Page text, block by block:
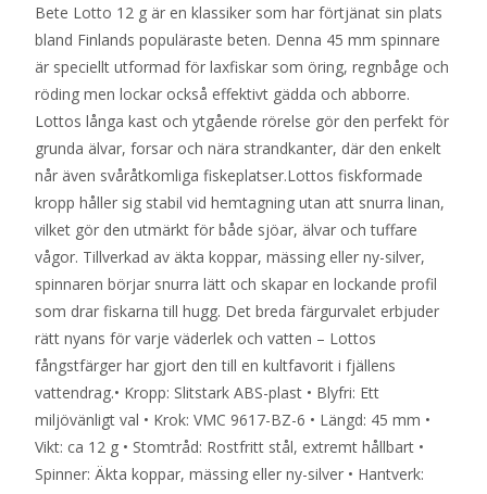
Bete Lotto 12 g är en klassiker som har förtjänat sin plats
bland Finlands populäraste beten. Denna 45 mm spinnare
är speciellt utformad för laxfiskar som öring, regnbåge och
röding men lockar också effektivt gädda och abborre.
Lottos långa kast och ytgående rörelse gör den perfekt för
grunda älvar, forsar och nära strandkanter, där den enkelt
når även svåråtkomliga fiskeplatser.Lottos fiskformade
kropp håller sig stabil vid hemtagning utan att snurra linan,
vilket gör den utmärkt för både sjöar, älvar och tuffare
vågor. Tillverkad av äkta koppar, mässing eller ny-silver,
spinnaren börjar snurra lätt och skapar en lockande profil
som drar fiskarna till hugg. Det breda färgurvalet erbjuder
rätt nyans för varje väderlek och vatten – Lottos
fångstfärger har gjort den till en kultfavorit i fjällens
vattendrag.• Kropp: Slitstark ABS-plast • Blyfri: Ett
miljövänligt val • Krok: VMC 9617-BZ-6 • Längd: 45 mm •
Vikt: ca 12 g • Stomtråd: Rostfritt stål, extremt hållbart •
Spinner: Äkta koppar, mässing eller ny-silver • Hantverk: